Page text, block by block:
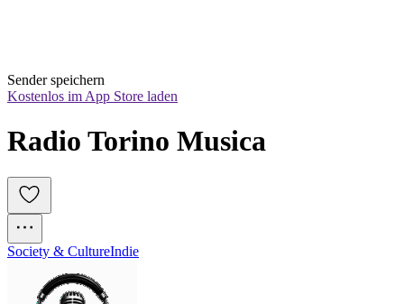
Sender speichern
Kostenlos im App Store laden
Radio Torino Musica
Society & CultureIndie